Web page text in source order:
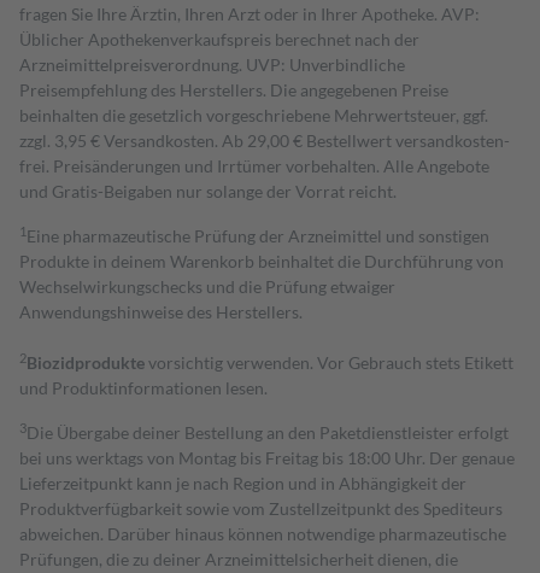
fragen Sie Ihre Ärztin, Ihren Arzt oder in Ihrer Apotheke. AVP:
Üblicher Apothekenverkaufspreis berechnet nach der
Arzneimittelpreisverordnung. UVP: Unverbindliche
Preisempfehlung des Herstellers. Die angegebenen Preise
beinhalten die gesetzlich vorgeschriebene Mehrwertsteuer, ggf.
zzgl. 3,95 € Versandkosten. Ab 29,00 € Bestell­wert versand­kosten­
frei. Preisänderungen und Irrtümer vorbehalten. Alle Angebote
und Gratis-Beigaben nur solange der Vorrat reicht.
1 Eine pharmazeutische Prüfung der Arzneimittel und sonstigen
Produkte in deinem Warenkorb beinhaltet die Durchführung von
Wechselwirkungschecks und die Prüfung etwaiger
Anwendungshinweise des Herstellers.
2Biozidproduktevorsichtig verwenden. Vor Gebrauch stets Etikett
und Produktinformationen lesen.
3Die Übergabe deiner Bestellung an den Paketdienstleister erfolgt
bei uns werktags von Montag bis Freitag bis 18:00 Uhr. Der genaue
Lieferzeitpunkt kann je nach Region und in Abhängigkeit der
Produktverfügbarkeit sowie vom Zustellzeitpunkt des Spediteurs
abweichen. Darüber hinaus können notwendige pharmazeutische
Prüfungen, die zu deiner Arzneimittelsicherheit dienen, die